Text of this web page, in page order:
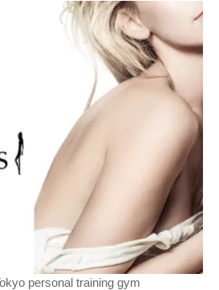
personal training gym